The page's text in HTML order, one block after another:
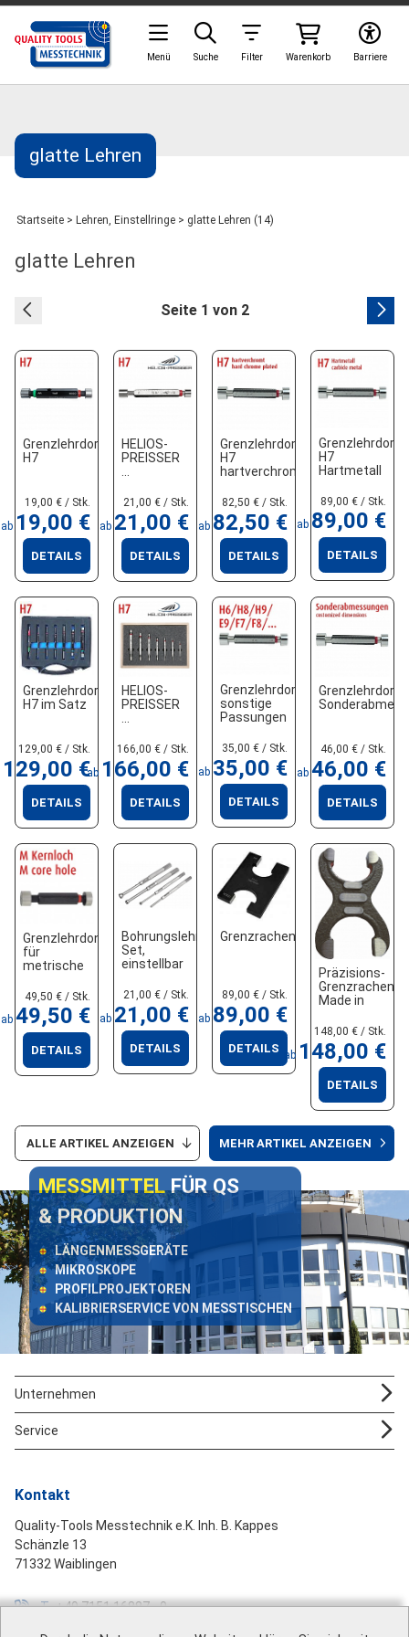
glatte Lehren
Startseite > Lehren, Einstellringe > glatte Lehren (14)
glatte Lehren
Seite 1 von 2
Grenzlehrdorn
H7
19,00 € / Stk.
ab 19,00 €
DETAILS
HELIOS-
PREISSER
21,00 € / Stk.
ab 21,00 €
DETAILS
Grenzlehrdorn
H7
hartverchromt
82,50 € / Stk.
ab 82,50 €
DETAILS
Grenzlehrdorn
H7
Hartmetall
89,00 € / Stk.
ab 89,00 €
DETAILS
Grenzlehrdorne
H7 im Satz
129,00 € / Stk.
129,00 €
DETAILS
HELIOS-
PREISSER
166,00 € / Stk.
ab 166,00 €
DETAILS
Grenzlehrdorn
sonstige
Passungen
35,00 € / Stk.
ab 35,00 €
DETAILS
Grenzlehrdorn
46,00 € / Stk.
ab 46,00 €
DETAILS
Grenzlehrdone
für
metrische
49,50 € / Stk.
ab 49,50 €
DETAILS
Bohrungslehrdorn-
Set,
einstellbar
21,00 € / Stk.
ab 21,00 €
DETAILS
Grenzrachenlehre
89,00 € / Stk.
ab 89,00 €
DETAILS
Präzisions-
Made in
148,00 € / Stk.
ab 148,00 €
DETAILS
ALLE ARTIKEL ANZEIGEN MEHR ARTIKEL ANZEIGEN
MESSMITTELFÜR QS
& PRODUKTION
LÄNGENMESSGERÄTE
MIKROSKOPE
PROFILPROJEKTOREN
KALIBRIERSERVICE VON MESSTISCHEN
Kontakt
Quality-Tools Messtechnik e.K. Inh. B. Kappes
Schänzle 13
71332 Waiblingen
T +49 7151 16887 - 0
F
+49 7151 16887 - 99
Unternehmen
Service
Barriere
Warenkorb
Filter
Suche
Menü